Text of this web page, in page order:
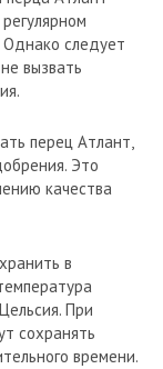
следует
вызвать
перец Атлант,
Это
качества
в
При
сохранять
времени.